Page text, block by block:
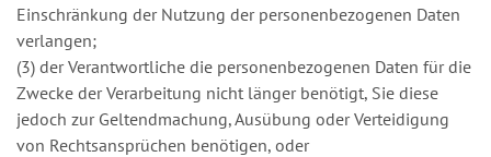
Einschränkung der Nutzung der personenbezogenen Daten
verlangen;
(3) der Verantwortliche die personenbezogenen Daten für die
Zwecke der Verarbeitung nicht länger benötigt, Sie diese
jedoch zur Geltendmachung, Ausübung oder Verteidigung
von Rechtsansprüchen benötigen, oder